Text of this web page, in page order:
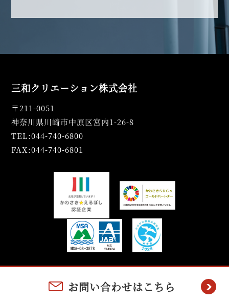
お問い合わせはこちら
三和クリエーション株式会社
〒211-0051
神奈川県川崎市中原区宮内1-26-8
TEL:044-740-6800
FAX:044-740-6801
Copyright(C) SANWA CREATION CO.,LTD. All rights Reserved.